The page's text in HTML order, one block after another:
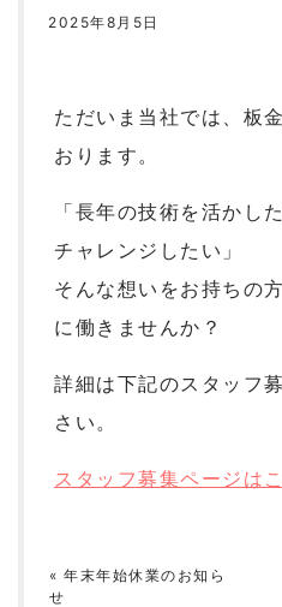
2025年8月5日
ただいま当社では、板
おります。
「長年の技術を活かし
チャレンジしたい」
そんな想いをお持ちの
に働きませんか？
詳細は下記のスタッフ
さい。
スタッフ募集ページは
«年末年始休業のお知ら
せ